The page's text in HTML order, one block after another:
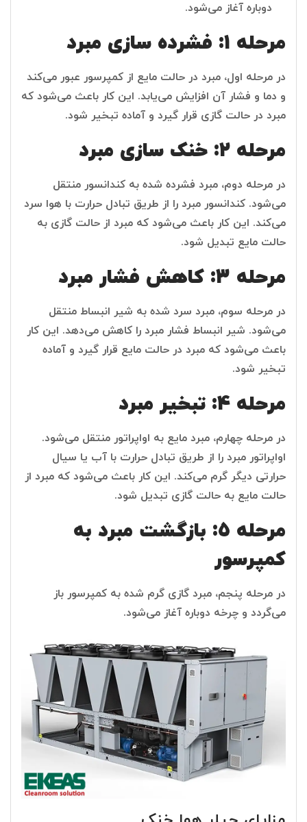
دوباره آغاز می‌شود.
مرحله 1: فشرده سازی مبرد
در مرحله اول، مبرد در حالت مایع از کمپرسور عبور می‌کند
و دما و فشار آن افزایش می‌یابد. این کار باعث می‌شود که
مبرد در حالت گازی قرار گیرد و آماده تبخیر شود.
مرحله 2: خنک سازی مبرد
در مرحله دوم، مبرد فشرده شده به کندانسور منتقل
می‌شود. کندانسور مبرد را از طریق تبادل حرارت با هوا سرد
می‌کند. این کار باعث می‌شود که مبرد از حالت گازی به
حالت مایع تبدیل شود.
مرحله 3: کاهش فشار مبرد
در مرحله سوم، مبرد سرد شده به شیر انبساط منتقل
می‌شود. شیر انبساط فشار مبرد را کاهش می‌دهد. این کار
باعث می‌شود که مبرد در حالت مایع قرار گیرد و آماده
تبخیر شود.
مرحله 4: تبخیر مبرد
در مرحله چهارم، مبرد مایع به اواپراتور منتقل می‌شود.
اواپراتور مبرد را از طریق تبادل حرارت با آب یا سیال
حرارتی دیگر گرم می‌کند. این کار باعث می‌شود که مبرد از
حالت مایع به حالت گازی تبدیل شود.
مرحله 5: بازگشت مبرد به
کمپرسور
در مرحله پنجم، مبرد گازی گرم شده به کمپرسور باز
می‌گردد و چرخه دوباره آغاز می‌شود.